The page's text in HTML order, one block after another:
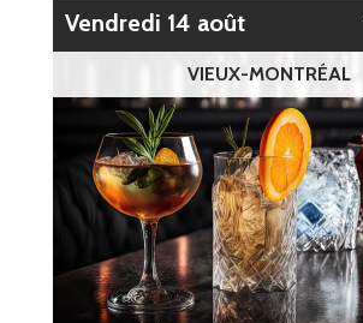
vendredi 14 août
VIEUX-MONTRÉAL